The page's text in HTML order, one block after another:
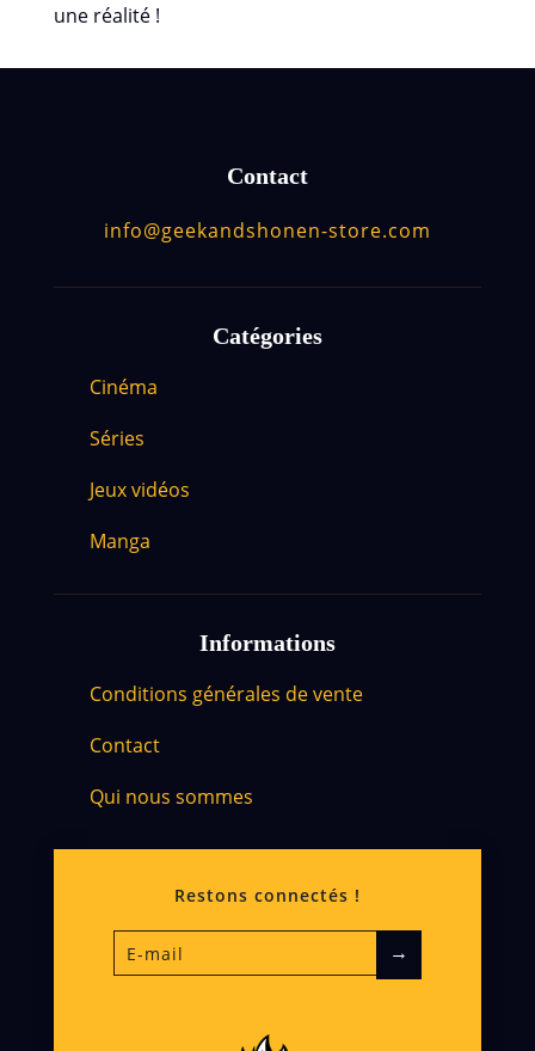
une réalité !
Contact
info@geekandshonen-store.com
Catégories
Cinéma
Séries
Jeux vidéos
Manga
Informations
Conditions générales de vente
Contact
Qui nous sommes
Restons connectés !
→